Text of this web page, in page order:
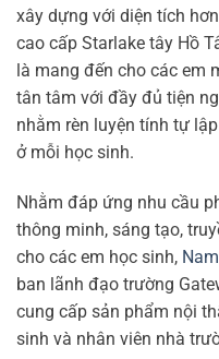
xây dựng với diện tích
cao cấp Starlake tây Hồ
là mang đến cho các em
tân tâm với đầy đủ tiện
nhằm rèn luyện tính tự
ở mỗi học sinh.
Nhằm đáp ứng nhu cầu
thông minh, sáng tạo,
cho các em học sinh,
ban lãnh đạo trường
cung cấp sản phẩm nội
sinh và nhân viên nhà